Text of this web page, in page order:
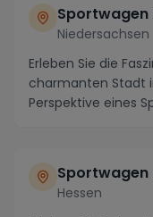
Sportwagen
Niedersachsen
Erleben Sie die
charmanten Stadt
Perspektive eines
Sportwagen
Hessen